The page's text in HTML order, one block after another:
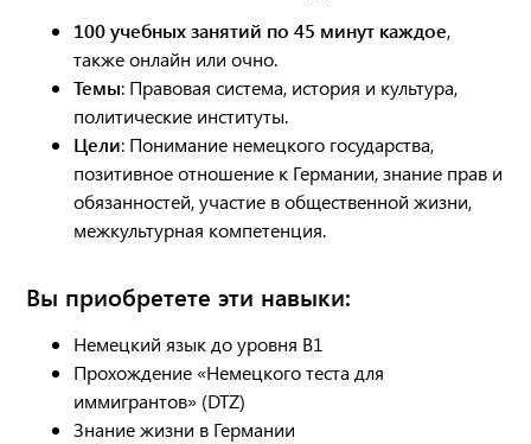
100 учебных занятий по 45 минут каждое,
также онлайн или очно.
Темы: Правовая система, история и культура,
политические институты.
Цели: Понимание немецкого государства,
позитивное отношение к Германии, знание прав и
обязанностей, участие в общественной жизни,
межкультурная компетенция.
Вы приобретете эти навыки:
Немецкий язык до уровня B1
Прохождение «Немецкого теста для
иммигрантов» (DTZ)
Знание жизни в Германии